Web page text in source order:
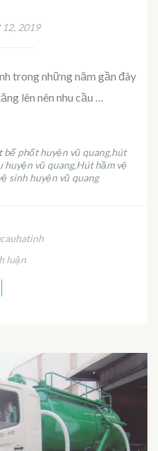
12, 2019
trong những năm gần đây
lên nên nhu cầu …
bể phốt huyện vũ quang,hút
huyện vũ quang,Hút hầm vệ
sinh huyện vũ quang
luận